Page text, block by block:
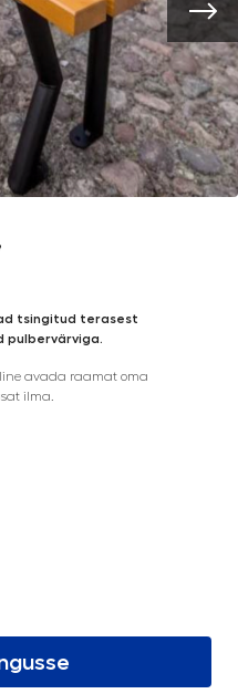
tsingitud terasest
pulbervärviga.
avada raamat oma
ilma.